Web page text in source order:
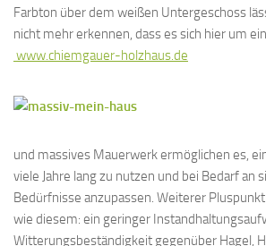
Farbton über dem weißen Untergeschoss
nicht mehr erkennen, dass es sich hier um
www.chiemgauer-holzhaus.de
und massives Mauerwerk ermöglichen es,
viele Jahre lang zu nutzen und bei Bedarf an
Bedürfnisse anzupassen. Weiterer
wie diesem: ein geringer
Witterungsbeständigkeit gegenüber Hagel,